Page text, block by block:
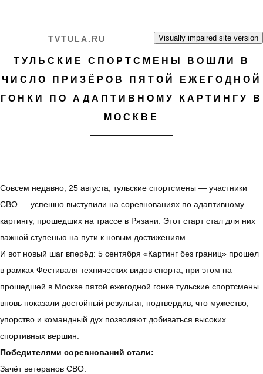
TVTULA.RU
ТУЛЬСКИЕ СПОРТСМЕНЫ ВОШЛИ В
ЧИСЛО ПРИЗЁРОВ ПЯТОЙ ЕЖЕГОДНОЙ
ГОНКИ ПО АДАПТИВНОМУ КАРТИНГУ В
МОСКВЕ
Совсем недавно, 25 августа, тульские спортсмены — участники
СВО — успешно выступили на соревнованиях по адаптивному
картингу, прошедших на трассе в Рязани. Этот старт стал для них
важной ступенью на пути к новым достижениям.
И вот новый шаг вперёд: 5 сентября «Картинг без границ» прошел
в рамках Фестиваля технических видов спорта, при этом на
прошедшей в Москве пятой ежегодной гонке тульские спортсмены
вновь показали достойный результат, подтвердив, что мужество,
упорство и командный дух позволяют добиваться высоких
спортивных вершин.
Победителями соревнований стали:
Зачёт ветеранов СВО: